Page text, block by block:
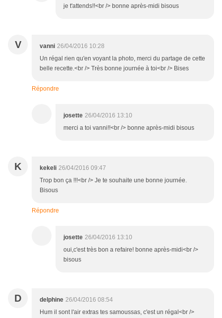
je t'attends!!<br /> bonne après-midi bisous
V vanni 26/04/2016 10:28
Un régal rien qu'en voyant la photo, merci du partage de cette
belle recette.<br /> Très bonne journée à toi<br /> Bises
Répondre
josette 26/04/2016 13:10
merci a toi vanni!!<br /> bonne après-midi bisous
K kekeli 26/04/2016 09:47
Trop bon ça !!!<br /> Je te souhaite une bonne journée.
Bisous
Répondre
josette 26/04/2016 13:10
oui,c'est très bon a refaire! bonne après-midi<br />
bisous
D delphine 26/04/2016 08:54
Hum il sont l'air extras tes samoussas, c'est un régal<br />